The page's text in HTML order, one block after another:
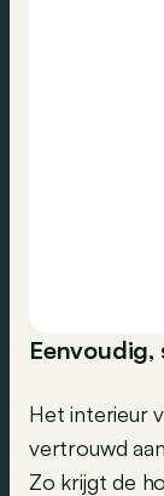
Eenvoudig,
Het interieur
vertrouwd
Zo krijgt de